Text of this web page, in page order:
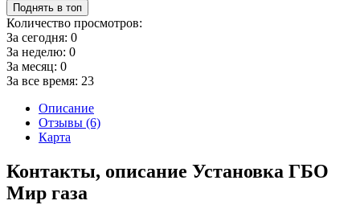
Поднять в топ
Количество просмотров:
За сегодня: 0
За неделю: 0
За месяц: 0
За все время: 23
Описание
Отзывы (6)
Карта
Контакты, описание Установка ГБО
Мир газа